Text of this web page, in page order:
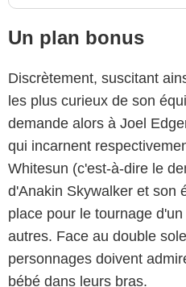
Un plan bonus
Discrètement, suscitant
les plus curieux de son
demande alors à Joel
qui incarnent
Whitesun (c'est-à-dire le
d'Anakin Skywalker et son
place pour le tournage
autres. Face au double
personnages doivent
bébé dans leurs bras.